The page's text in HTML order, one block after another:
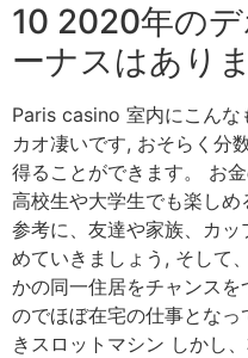
10 2020年の
ーナスはあり
Paris casino 室内にこんな
カオ凄いです, おそらく分
得ることができます。 お
高校生や大学生でも楽し
参考に、友達や家族、カ
めていきましょう, そして
かの同一住居をチャンス
のでほぼ在宅の仕事とな
きスロットマシン しかし